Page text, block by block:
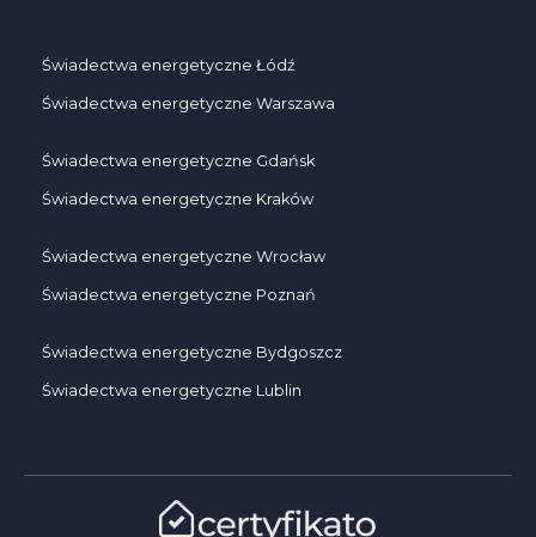
Świadectwa energetyczne Łódź
Świadectwa energetyczne Warszawa
Świadectwa energetyczne Gdańsk
Świadectwa energetyczne Kraków
Świadectwa energetyczne Wrocław
Świadectwa energetyczne Poznań
Świadectwa energetyczne Bydgoszcz
Świadectwa energetyczne Lublin